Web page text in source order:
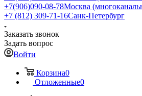
+7(906)090-08-78Москва
+7 (812) 309-71-16Санк-Петербург
Заказать звонок
Задать вопрос
Войти
Корзина0
Отложенные0